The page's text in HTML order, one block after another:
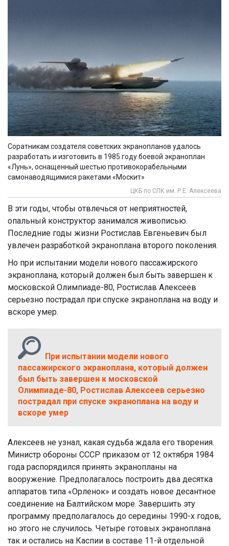
Соратникам создателя советских экранопланов удалось
разработать и изготовить в 1985 году боевой экраноплан
«Лунь», оснащенный шестью противокорабельными
самонаводящимися ракетами «Москит»
ЦКБ по СПК им. Р.Е. Алексеева
В эти годы, чтобы отвлечься от неприятностей,
опальный конструктор занимался живописью.
Последние годы жизни Ростислав Евгеньевич был
увлечен разработкой экраноплана второго поколения.
Но при испытании модели нового пассажирского
экраноплана, который должен был быть завершен к
московской Олимпиаде-80, Ростислав Алексеев
серьезно пострадал при спуске экраноплана на воду и
вскоре умер.
При испытании модели нового
пассажирского экраноплана, который должен
был быть завершен к московской
Олимпиаде-80, Ростислав Алексеев серьезно
пострадал при спуске экраноплана на воду и
вскоре умер
Алексеев не узнал, какая судьба ждала его творения.
Министр обороны СССР приказом от 12 октября 1984
года распорядился принять экранопланы на
вооружение. Предполагалось построить два десятка
аппаратов типа «Орленок» и создать новое десантное
соединение на Балтийском море. Завершить эту
программу предполагалось до середины 1990-х годов,
но этого не случилось. Четыре готовых экраноплана
так и остались на Каспии в составе 11-й отдельной